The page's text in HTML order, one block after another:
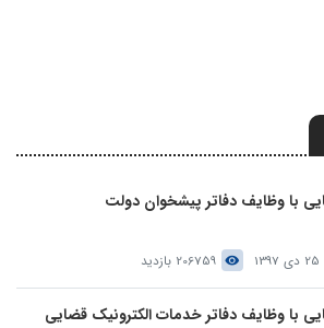
با وظایف دفاتر پیشخوان دولت
25 دی 1397 206759 بازدید
با وظایف دفاتر خدمات الکترونیک قضایی